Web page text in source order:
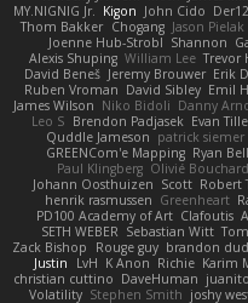
MY.NIGNIG Jr. Kigon John Cido
Thom Bakker Chogang Jason Pielak
Joenne Hub-Strobl Shannon
Alexis Shuping William Lee Trevor
David Beneš Jeremy Brouwer Erik
Ruben Vroman David Sibley Emil
James Wilson Niko Bidoli Danny
Leo S Brendon Padjasek Evan
Quddle Jameson patrick siemer
GREENCom'e Mapping Ryan Bell
Paul Klingberg Olivié Bouchard
Johann Oosthuizen Scott Robert
henrik rasmussen Greenheart
PD100 Academy of Art Clafoutis
SETH WEBER Sebastian Witt
Zack Bishop
Rouge guy brandon
Justin
LvH K Anon Richie Karim
christian cuttino DaveHuman juanito
Volatility Stephen Smith joshy